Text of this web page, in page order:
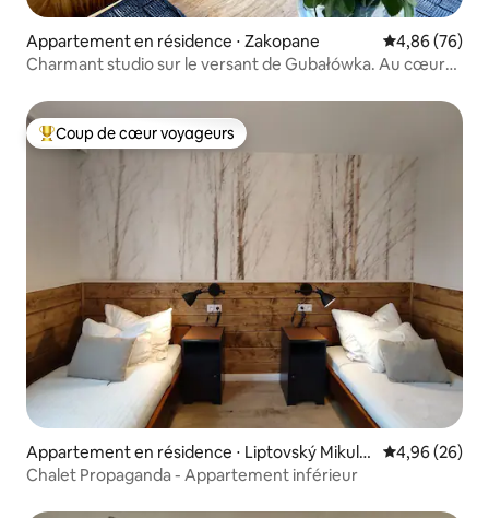
Appartement en résidence ⋅ Zakopane Évaluation
4,86 (76)
Charmant studio sur le versant de Gubałówka. Au cœur
Coups de cœur voyageurs les plus appréciés
Coup de cœur voyageurs
Appartement en résidence ⋅ Liptovský Mikulá
š
Évaluation
4,96 (26)
Chalet Propaganda - Appartement inférieur